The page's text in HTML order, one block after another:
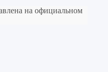
на официальном